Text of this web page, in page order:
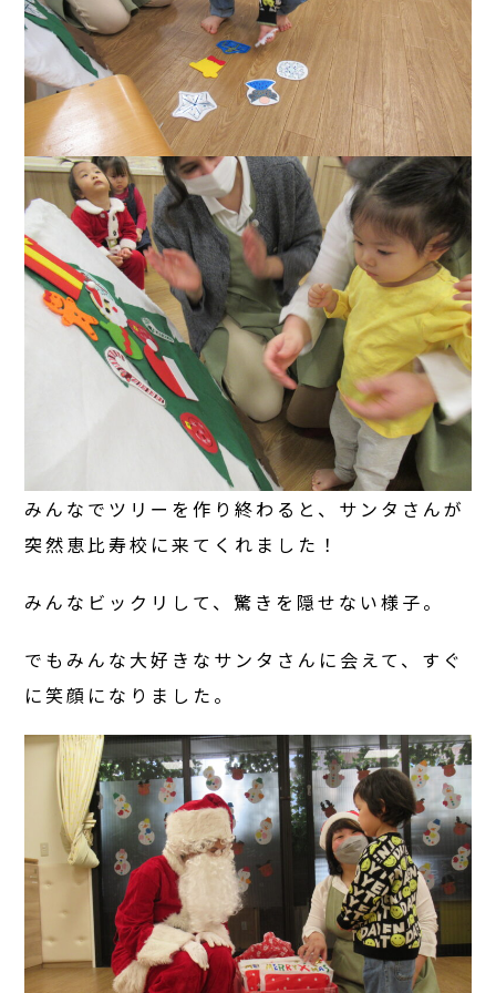
みんなでツリーを作り終わると、サンタさんが
突然恵比寿校に来てくれました！
みんなビックリして、驚きを隠せない様子。
でもみんな大好きなサンタさんに会えて、すぐ
に笑顔になりました。